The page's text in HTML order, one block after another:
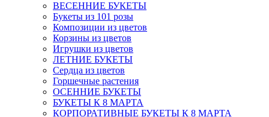
ВЕСЕННИЕ БУКЕТЫ
Букеты из 101 розы
Композиции из цветов
Корзины из цветов
Игрушки из цветов
ЛЕТНИЕ БУКЕТЫ
Сердца из цветов
Горшечные растения
ОСЕННИЕ БУКЕТЫ
БУКЕТЫ К 8 МАРТА
КОРПОРАТИВНЫЕ БУКЕТЫ К 8 МАРТА